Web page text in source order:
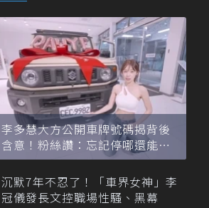
李多慧大方公開車牌號碼揭背後
含意！粉絲讚：忘記停哪還能幫
忙找車
沉默7年不忍了！「車界女神」李
冠儀發長文控職場性騷、黑幕